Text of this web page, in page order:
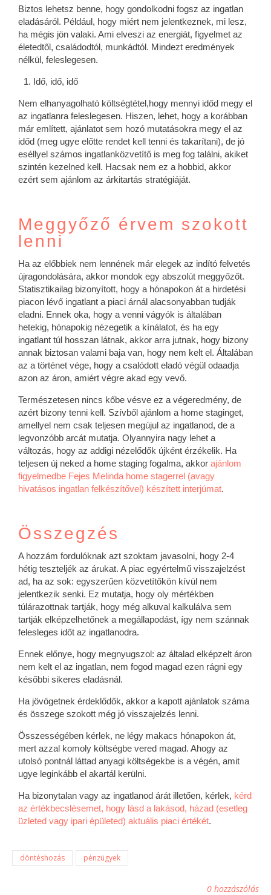
Biztos lehetsz benne, hogy gondolkodni fogsz az ingatlan
eladásáról. Például, hogy miért nem jelentkeznek, mi lesz,
ha mégis jön valaki. Ami elveszi az energiát, figyelmet az
életedtől, családodtól, munkádtól. Mindezt eredmények
nélkül, feleslegesen.
Idő, idő, idő
Nem elhanyagolható költségtétel,hogy mennyi időd megy el
az ingatlanra feleslegesen. Hiszen, lehet, hogy a korábban
már említett, ajánlatot sem hozó mutatásokra megy el az
időd (meg ugye előtte rendet kell tenni és takarítani), de jó
eséllyel számos ingatlanközvetítő is meg fog találni, akiket
szintén kezelned kell. Hacsak nem ez a hobbid, akkor
ezért sem ajánlom az árkitartás stratégiáját.
Meggyőző érvem szokott
lenni
Ha az előbbiek nem lennének már elegek az indító felvetés
újragondolására, akkor mondok egy abszolút meggyőzőt.
Statisztikailag bizonyított, hogy a hónapokon át a hirdetési
piacon lévő ingatlant a piaci árnál alacsonyabban tudják
eladni. Ennek oka, hogy a venni vágyók is általában
hetekig, hónapokig nézegetik a kínálatot, és ha egy
ingatlant túl hosszan látnak, akkor arra jutnak, hogy bizony
annak biztosan valami baja van, hogy nem kelt el. Általában
az a történet vége, hogy a csalódott eladó végül odaadja
azon az áron, amiért végre akad egy vevő.
Természetesen nincs kőbe vésve ez a végeredmény, de
azért bizony tenni kell. Szívből ajánlom a home staginget,
amellyel nem csak teljesen megújul az ingatlanod, de a
legvonzóbb arcát mutatja. Olyannyira nagy lehet a
változás, hogy az addigi nézelődők újként érzékelik. Ha
teljesen új neked a home staging fogalma, akkor ajánlom
figyelmedbe Fejes Melinda home stagerrel (avagy
hivatásos ingatlan felkészítővel) készített interjúmat.
Összegzés
A hozzám fordulóknak azt szoktam javasolni, hogy 2-4
hétig teszteljék az árukat. A piac egyértelmű visszajelzést
ad, ha az sok: egyszerűen közvetítőkön kívül nem
jelentkezik senki. Ez mutatja, hogy oly mértékben
túlárazottnak tartják, hogy még alkuval kalkulálva sem
tartják elképzelhetőnek a megállapodást, így nem szánnak
felesleges időt az ingatlanodra.
Ennek előnye, hogy megnyugszol: az általad elképzelt áron
nem kelt el az ingatlan, nem fogod magad ezen rágni egy
későbbi sikeres eladásnál.
Ha jövögetnek érdeklődők, akkor a kapott ajánlatok száma
és összege szokott még jó visszajelzés lenni.
Összességében kérlek, ne légy makacs hónapokon át,
mert azzal komoly költségbe vered magad. Ahogy az
utolsó pontnál láttad anyagi költségekbe is a végén, amit
ugye leginkább el akartál kerülni.
Ha bizonytalan vagy az ingatlanod árát illetően, kérlek, kérd
az értékbecslésemet, hogy lásd a lakásod, házad (esetleg
üzleted vagy ipari épületed) aktuális piaci értékét.
döntéshozás pénzügyek
0 hozzászólás